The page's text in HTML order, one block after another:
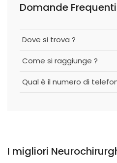
Dove si trova ?
Come si raggiunge ?
Qual è il numero di
I migliori